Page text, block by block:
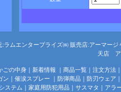
ムエンタープライズ㈱ 販売店:アーマージ
天店
ごの中身｜ 新着情報 商品一覧｜ 注文方法
ン 催涙スプレー 防弾商品 防刃ウェア
ステム
家庭用防犯用品 サスマタ
アラ